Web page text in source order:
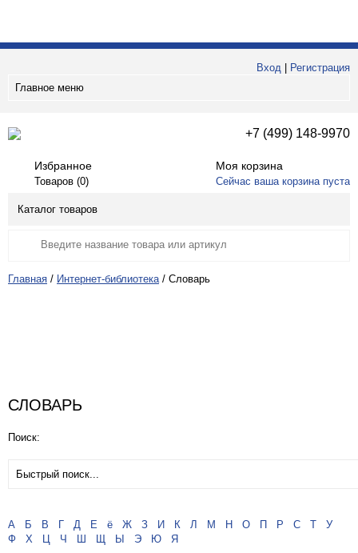
Вход
Регистрация
Главное меню
+7 (499) 148-9970
Избранное
Товаров (0)
Моя корзина
Сейчас ваша корзина пуста
Каталог товаров
Главная / Интернет-библиотека / Словарь
СЛОВАРЬ
Поиск:
А Б В Г Д Е ё Ж З И К Л М Н О П Р С Т
У
Ф
Х Ц Ч Ш Щ Ы Э Ю Я